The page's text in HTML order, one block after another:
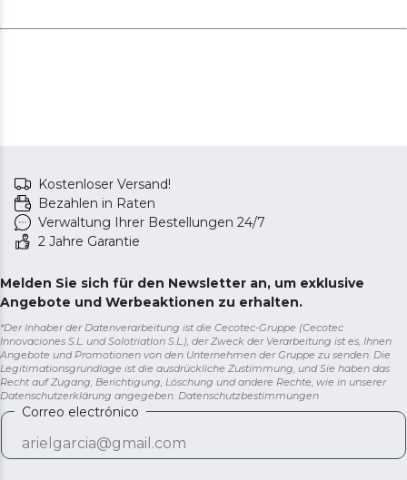
Kostenloser Versand!
Bezahlen in Raten
Verwaltung Ihrer Bestellungen 24/7
2 Jahre Garantie
Melden Sie sich für den Newsletter an, um exklusive
Angebote und Werbeaktionen zu erhalten.
*Der Inhaber der Datenverarbeitung ist die Cecotec-Gruppe (Cecotec
Innovaciones S.L. und Solotriatlon S.L.), der Zweck der Verarbeitung ist es, Ihnen
Angebote und Promotionen von den Unternehmen der Gruppe zu senden. Die
Legitimationsgrundlage ist die ausdrückliche Zustimmung, und Sie haben das
Recht auf Zugang, Berichtigung, Löschung und andere Rechte, wie in unserer
Datenschutzerklärung angegeben. Datenschutzbestimmungen
Correo electrónico